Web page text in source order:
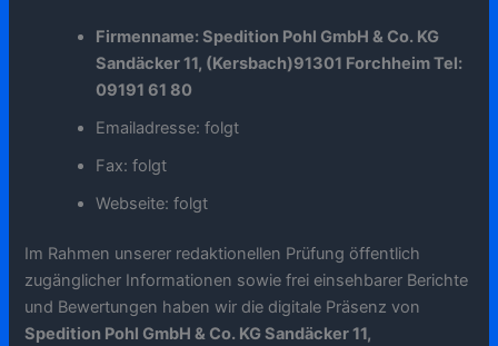
Firmenname: Spedition Pohl GmbH & Co. KG
Sandäcker 11, (Kersbach)91301 Forchheim Tel:
09191 61 80
Emailadresse: folgt
Fax: folgt
Webseite: folgt
Im Rahmen unserer redaktionellen Prüfung öffentlich
zugänglicher Informationen sowie frei einsehbarer Berichte
und Bewertungen haben wir die digitale Präsenz von
Spedition Pohl GmbH & Co. KG Sandäcker 11,